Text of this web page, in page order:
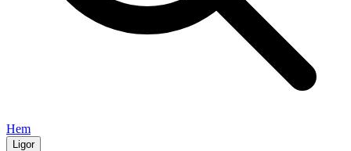
Hem
Ligor